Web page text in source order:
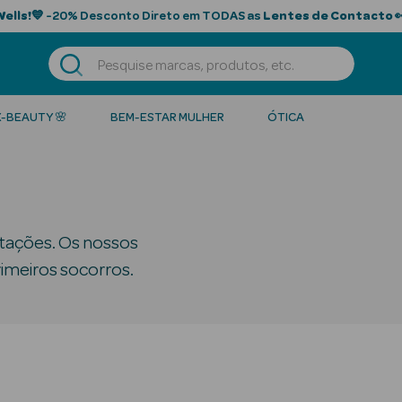
💙 -20% Desconto Direto em TODAS as Lentes de Contacto
BEAUTY 🌸 BEM-ESTAR MULHER ÓTICA
Os nossos
socorros.